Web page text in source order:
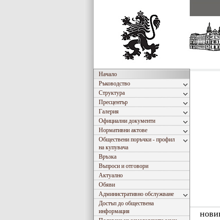
Начало
Ръководство
Структура
Пресцентър
Галерия
Официални документи
Нормативни актове
Обществени поръчки - профил
на купувача
Връзка
Въпроси и отговори
Актуално
Обяви
Административно обслужване
Достъп до обществена
информация